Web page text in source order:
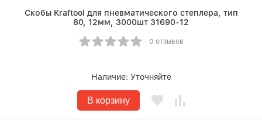
Скобы Kraftool для пневматического степлера, тип
80, 12мм, 3000шт 31690-12
0 отзывов
Наличие: Уточняйте
В корзину